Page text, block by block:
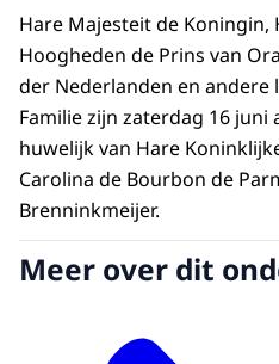
Hare Majesteit de Koningin,
Hoogheden de Prins van
der Nederlanden en andere
Familie zijn zaterdag 16
huwelijk van Hare
Carolina de Bourbon de
Brenninkmeijer.
Meer over dit